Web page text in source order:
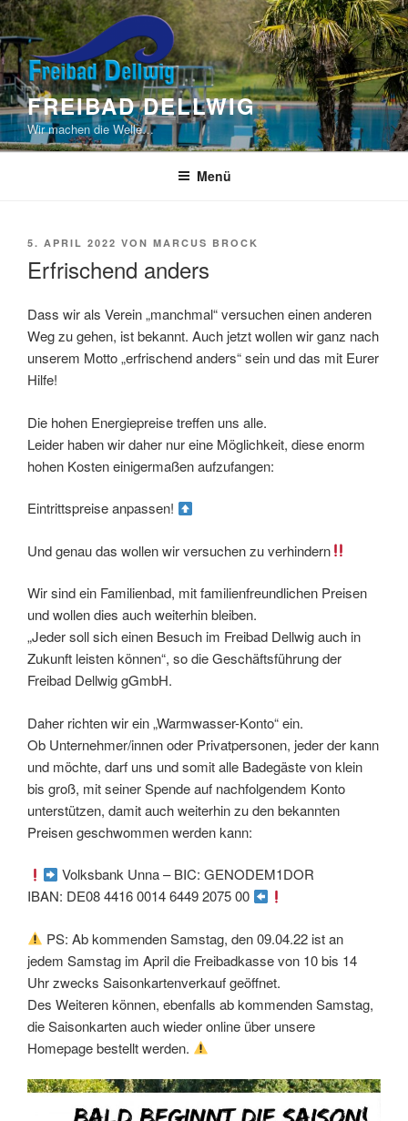
Zum
Inhalt
springen
FREIBAD DELLWIG
Wir machen die Welle…
Menü
VERÖFFENTLICHT
5. APRIL 2022 VON MARCUS BROCK
Erfrischend anders
Dass wir als Verein „manchmal“ versuchen einen anderen
Weg zu gehen, ist bekannt. Auch jetzt wollen wir ganz nach
unserem Motto „erfrischend anders“ sein und das mit Eurer
Hilfe!
Die hohen Energiepreise treffen uns alle.
Leider haben wir daher nur eine Möglichkeit, diese enorm
hohen Kosten einigermaßen aufzufangen:
Eintrittspreise anpassen!
Und genau das wollen wir versuchen zu verhindern
Wir sind ein Familienbad, mit familienfreundlichen Preisen
und wollen dies auch weiterhin bleiben.
„Jeder soll sich einen Besuch im Freibad Dellwig auch in
Zukunft leisten können“, so die Geschäftsführung der
Freibad Dellwig gGmbH.
Daher richten wir ein „Warmwasser-Konto“ ein.
Ob Unternehmer/innen oder Privatpersonen, jeder der kann
und möchte, darf uns und somit alle Badegäste von klein
bis groß, mit seiner Spende auf nachfolgendem Konto
unterstützen, damit auch weiterhin zu den bekannten
Preisen geschwommen werden kann:
Volksbank Unna – BIC: GENODEM1DOR
IBAN: DE08 4416 0014 6449 2075 00
PS: Ab kommenden Samstag, den 09.04.22 ist an
jedem Samstag im April die Freibadkasse von 10 bis 14
Uhr zwecks Saisonkartenverkauf geöffnet.
Des Weiteren können, ebenfalls ab kommenden Samstag,
die Saisonkarten auch wieder online über unsere
Homepage bestellt werden.